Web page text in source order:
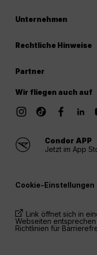
Unternehmen
Rechtliche Hinweise
Partner
Wir fliegen auch auf
Condor APP
Jetzt im App
Cookie-Einstellungen
Link öffnet sich in
Webseiten
Richtlinien für